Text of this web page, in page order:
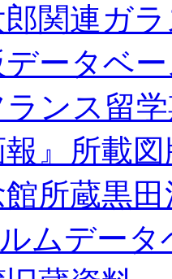
関連ガ
ータベ
ンス留
報』所載
所蔵黒
ムデータ